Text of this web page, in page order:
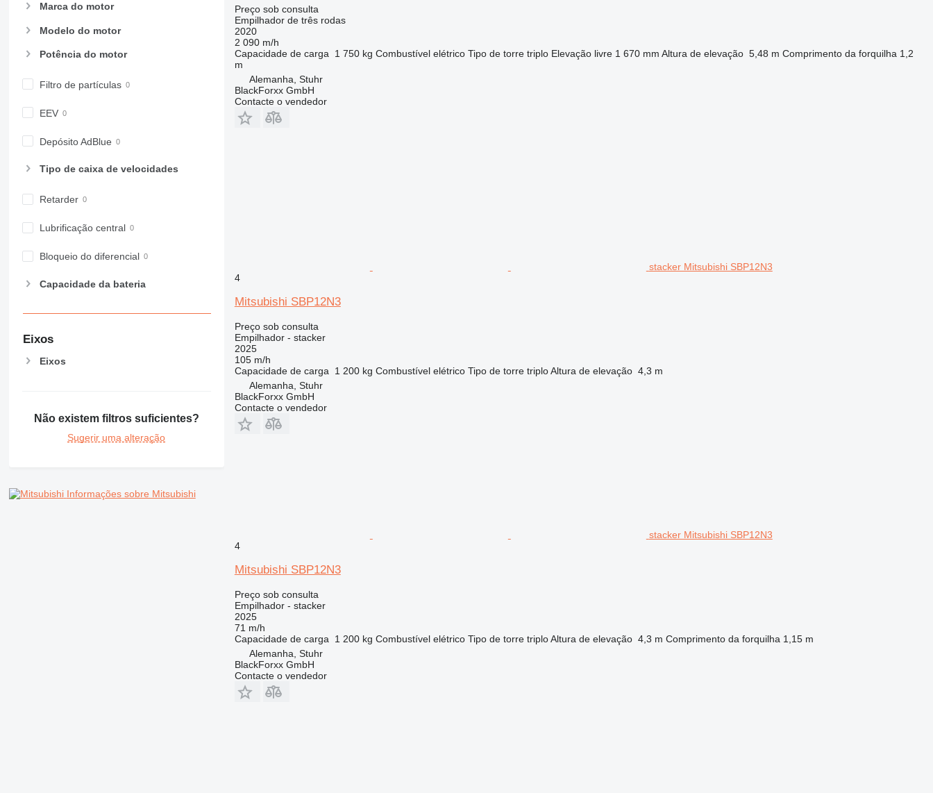
Marca do motor
Modelo do motor
Potência do motor
Filtro de partículas
EEV
Depósito AdBlue
Tipo de caixa de velocidades
Retarder
Lubrificação central
Bloqueio do diferencial
Capacidade da bateria
Eixos
Eixos
Não existem filtros suficientes?
Sugerir uma alteração
Informações sobre Mitsubishi
Preço sob consulta
Empilhador de três rodas
2020
2 090 m/h
Capacidade de carga
1 750 kg Combustível elétrico Tipo de torre triplo Elevação livre 1 670 mm Altura de elevação 5,48 m Comprimento da forquilha 1,2
m
Alemanha, Stuhr
BlackForxx GmbH
Contacte o vendedor
stacker Mitsubishi SBP12N3
4
Mitsubishi SBP12N3
Preço sob consulta
Empilhador - stacker
2025
105 m/h
Capacidade de carga
1 200 kg Combustível elétrico Tipo de torre triplo Altura de elevação 4,3 m
Alemanha, Stuhr
BlackForxx GmbH
Contacte o vendedor
stacker Mitsubishi SBP12N3
4
Mitsubishi SBP12N3
Preço sob consulta
Empilhador - stacker
2025
71 m/h
Capacidade de carga
1 200 kg Combustível elétrico Tipo de torre triplo Altura de elevação 4,3 m Comprimento da forquilha 1,15 m
Alemanha, Stuhr
BlackForxx GmbH
Contacte o vendedor